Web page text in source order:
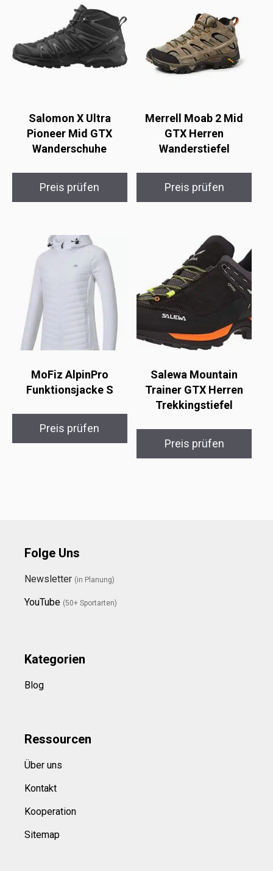
Salomon X Ultra
Pioneer Mid GTX
Wanderschuhe
Preis prüfen
Merrell Moab 2 Mid
GTX Herren
Wanderstiefel
Preis prüfen
MoFiz AlpinPro
Funktionsjacke S
Preis prüfen
Salewa Mountain
Trainer GTX Herren
Trekkingstiefel
Preis prüfen
Folge Uns
Newsletter (in Planung)
YouTube (50+ Sportarten)
Kategorien
Blog
Ressourcen
Über uns
Kontakt
Kooperation
Sitemap